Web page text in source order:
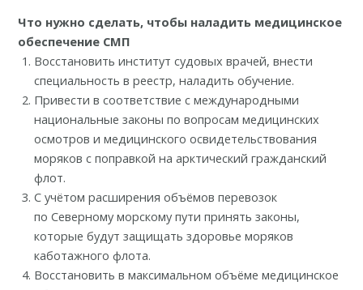
Что нужно сделать, чтобы наладить медицинское
обеспечение СМП
Восстановить институт судовых врачей, внести
специальность в реестр, наладить обучение.
Привести в соответствие с международными
национальные законы по вопросам медицинских
осмотров и медицинского освидетельствования
моряков с поправкой на арктический гражданский
флот.
С учётом расширения объёмов перевозок
по Северному морскому пути принять законы,
которые будут защищать здоровье моряков
каботажного флота.
Восстановить в максимальном объёме медицинское